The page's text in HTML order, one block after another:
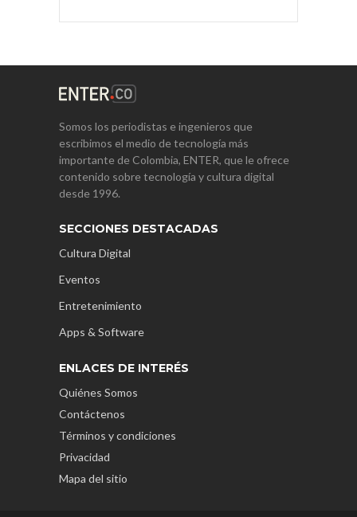
Somos los periodistas e ingenieros que
escribimos el medio de tecnología más
importante de Colombia, ENTER, que le ofrece
contenido sobre tecnología y cultura digital
desde 1996.
SECCIONES DESTACADAS
Cultura Digital
Eventos
Entretenimiento
Apps & Software
ENLACES DE INTERÉS
Quiénes Somos
Contáctenos
Términos y condiciones
Privacidad
Mapa del sitio